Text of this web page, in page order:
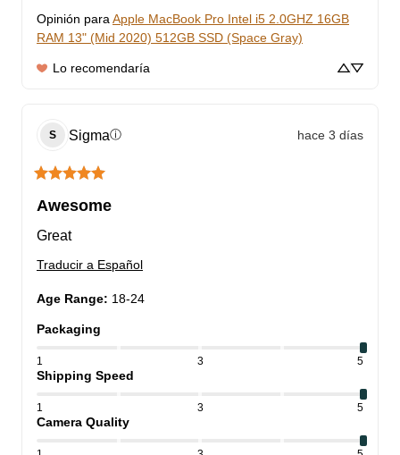
Opinión para Apple MacBook Pro Intel i5 2.0GHZ 16GB
RAM 13" (Mid 2020) 512GB SSD (Space Gray)
Lo recomendaría
S Sigmaⓘ hace 3 días
Awesome
Great
Traducir a Español
Age Range: 18-24
Packaging
1 3 5
Shipping Speed
1 3 5
Camera Quality